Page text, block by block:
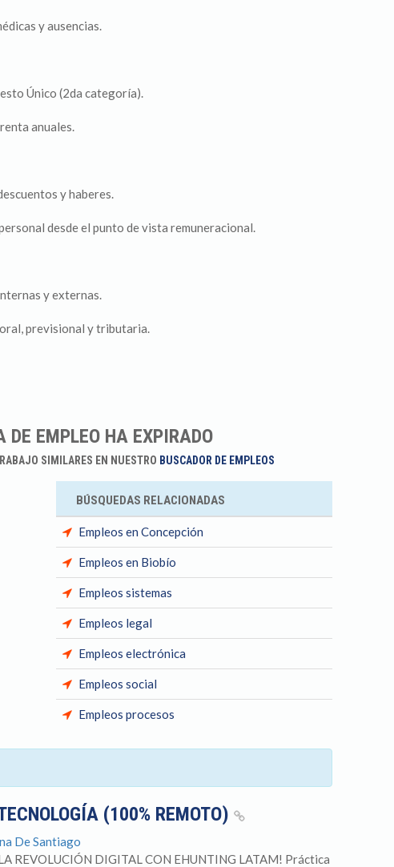
y ausencias.
Único (2da categoría).
anuales.
y haberes.
desde el punto de vista remuneracional.
y externas.
previsional y tributaria.
DE EMPLEO HA EXPIRADO
SIMILARES EN NUESTRO BUSCADOR DE EMPLEOS
BÚSQUEDAS RELACIONADAS
Empleos en Concepción
Empleos en Biobío
Empleos sistemas
Empleos legal
Empleos electrónica
Empleos social
Empleos procesos
(100% REMOTO)
De Santiago
REVOLUCIÓN DIGITAL CON EHUNTING LATAM! Práctica